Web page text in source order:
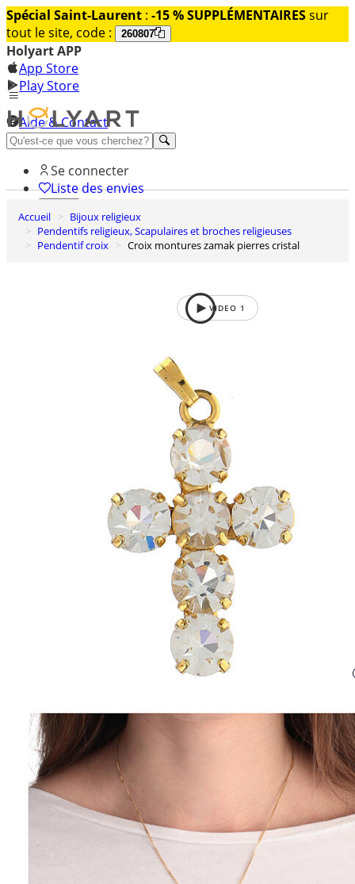
Spécial Saint-Laurent : -15 % SUPPLÉMENTAIRESsur
tout le site, code :
260807
Holyart APP
App Store
Play Store
Aide & Contact
Découvrez Premium
Se connecter
Liste des envies
0
Panier
Accueil
Bijoux religieux
Pendentifs religieux, Scapulaires et broches religieuses
Pendentif croix
Croix montures zamak pierres cristal
VIDEO 1